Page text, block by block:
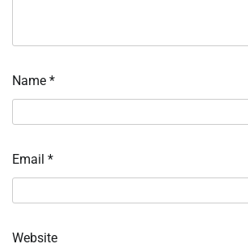
Name *
Email *
Website